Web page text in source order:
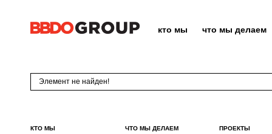
кто мы что мы делаем
Элемент не найден!
КТО МЫ ЧТО МЫ ДЕЛАЕМ ПРОЕКТЫ